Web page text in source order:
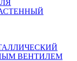
ВЕНТИЛЕМ